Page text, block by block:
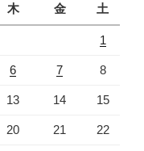
木 金 土
1
6 7 8
13 14 15
20 21 22